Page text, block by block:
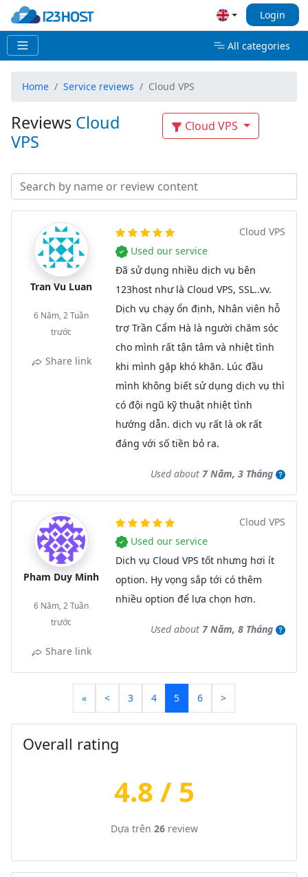
Login
All categories
Home Service reviews Cloud VPS
Reviews Cloud
VPS
Cloud VPS
Tran Vu Luan
6 Năm, 2 Tuần
trước
Share link
Cloud VPS
Used our service
Đã sử dụng nhiều dịch vụ bên
123host như là Cloud VPS, SSL..vv.
Dịch vụ chạy ổn định, Nhân viên hỗ
trợ Trần Cẩm Hà là người chăm sóc
cho mình rất tận tâm và nhiệt tình
khi mình gặp khó khăn. Lúc đầu
mình không biết sử dụng dịch vụ thì
có đội ngũ kỹ thuật nhiệt tình
hướng dẫn. dịch vụ rất là ok rất
đáng với số tiền bỏ ra.
Used about 7 Năm, 3 Tháng
Pham Duy Minh
6 Năm, 2 Tuần
trước
Share link
Cloud VPS
Used our service
Dich vụ Cloud VPS tốt nhưng hơi ít
option. Hy vọng sắp tới có thêm
nhiều option để lựa chọn hơn.
Used about 7 Năm, 8 Tháng
« < 3 4 5 6 >
Overall rating
4.8 / 5
Dựa trên 26review